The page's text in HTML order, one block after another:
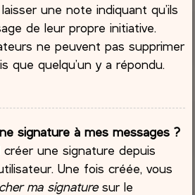
une note indiquant qu’ils
de leur propre initiative.
ne peuvent pas supprimer
que quelqu’un y a répondu.
signature à mes messages ?
créer une signature depuis
Une fois créée, vous
ma signaturesur le